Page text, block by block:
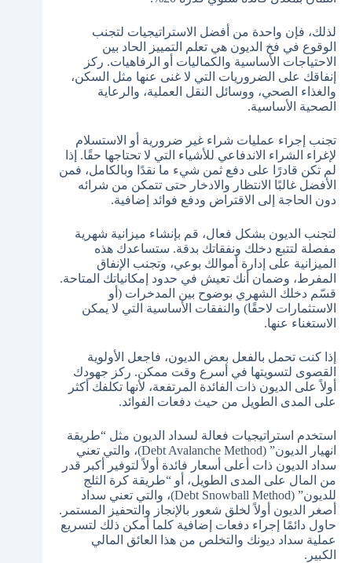
لذلك، فإن واحدة من أفضل الاستراتيجيات لتجنب
الوقوع في فخ الديون هي تعلم التمييز الحاد بين
الاحتياجات الأساسية والكماليات أو الرفاهيات. ركز
إنفاقك على الضروريات التي لا غنى عنها مثل السكن،
والغذاء الصحي، ووسائل النقل العملية، والرعاية
الصحية الأساسية.
تجنب إجراء عمليات شراء غير ضرورية أو الاستسلام
لإغراء الشراء الاندفاعي للأشياء التي لا تحتاجها حقًا. إذا
لم تكن قادرًا على دفع ثمن شيء ما نقدًا وبالكامل، فمن
الأفضل غالبًا الانتظار والادخار حتى تتمكن من شرائه
دون الحاجة إلى الاقتراض ودفع فوائد إضافية.
لتجنب الديون بشكل فعال، قم بإنشاء ميزانية شهرية
مفصلة لتتبع دخلك ونفقاتك بدقة. ستساعدك هذه
الميزانية على إدارة أموالك بوعي، وتجنب الإنفاق
المفرط، وضمان أنك تعيش في حدود إمكانياتك المتاحة.
قسّم دخلك الشهري بوضوح بين المدخرات (أو
الاستثمارات لاحقًا) والنفقات الأساسية التي لا يمكن
الاستغناء عنها.
إذا كنت تحمل بالفعل بعض الديون، فاجعل الأولوية
القصوى لتسويتها في أسرع وقت ممكن. ركز جهودك
أولاً على الديون ذات الفائدة المرتفعة، لأنها تكلفك أكثر
على المدى الطويل من حيث دفعات الفوائد.
استخدم استراتيجيات فعالة لسداد الديون مثل “طريقة
انهيار الديون” (Debt Avalanche Method)، والتي تعني
سداد الديون ذات أعلى أسعار فائدة أولاً لتوفير أكبر قدر
من المال على المدى الطويل، أو “طريقة كرة الثلج
للديون” (Debt Snowball Method)، والتي تعني سداد
أصغر الديون أولاً لخلق شعور بالإنجاز والتحفيز المستمر.
حاول دائمًا إجراء دفعات إضافية كلما أمكن ذلك لتسريع
عملية سداد ديونك والتخلص من هذا العائق المالي
الكبير.